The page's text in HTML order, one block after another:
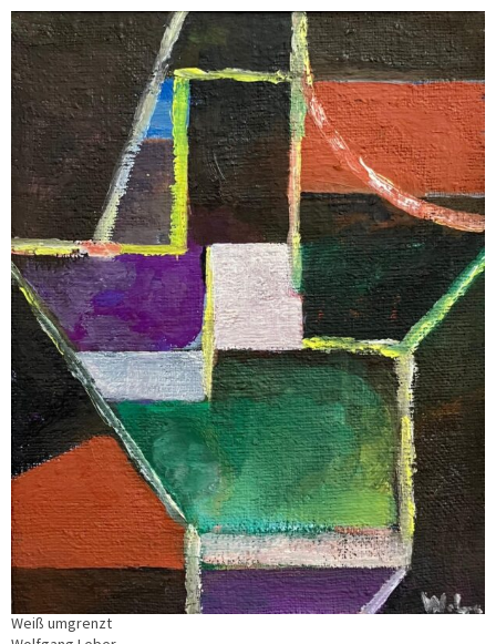
Weiß umgrenzt